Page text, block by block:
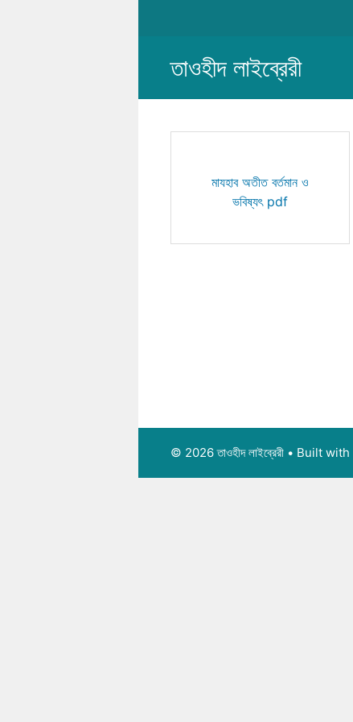
তাওহীদ লাইব্রেরী
মাযহাব অতীত বর্তমান ও
ভবিষ্যৎ pdf
© 2026 তাওহীদ লাইব্রেরী • Built with